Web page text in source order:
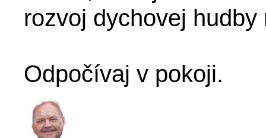
rozvoj dychovej
Odpočívaj v pokoji.